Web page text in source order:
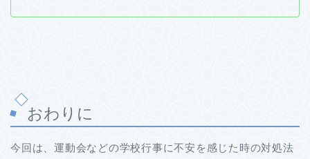
おわりに
今回は、運動会などの学校行事に不安を感じた時の対処法